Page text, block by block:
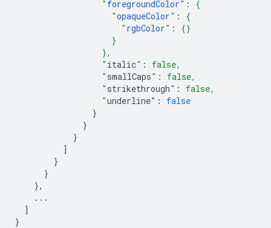
                  "
foregroundColor": {
                    "
opaqueColor": {
                      "
rgbColor": {}
                    }
                  },
                  "
italic": false,
                  "
smallCaps": false,
                  "
strikethrough": false,
                  "
underline" :
false
}
}
}
]
}
}
},
...
]
}